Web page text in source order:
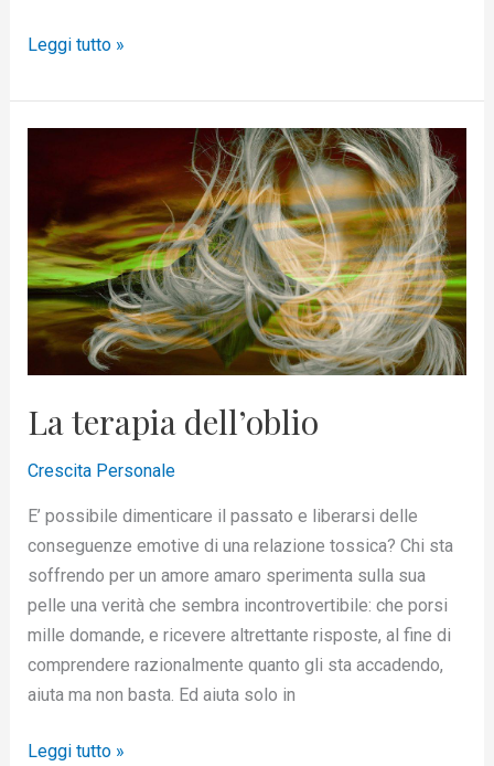
Leggi tutto »
La terapia dell’oblio
Crescita Personale
E’ possibile dimenticare il passato e liberarsi delle
conseguenze emotive di una relazione tossica? Chi sta
soffrendo per un amore amaro sperimenta sulla sua
pelle una verità che sembra incontrovertibile: che porsi
mille domande, e ricevere altrettante risposte, al fine di
comprendere razionalmente quanto gli sta accadendo,
aiuta ma non basta. Ed aiuta solo in
dell’oblio
Leggi tutto »